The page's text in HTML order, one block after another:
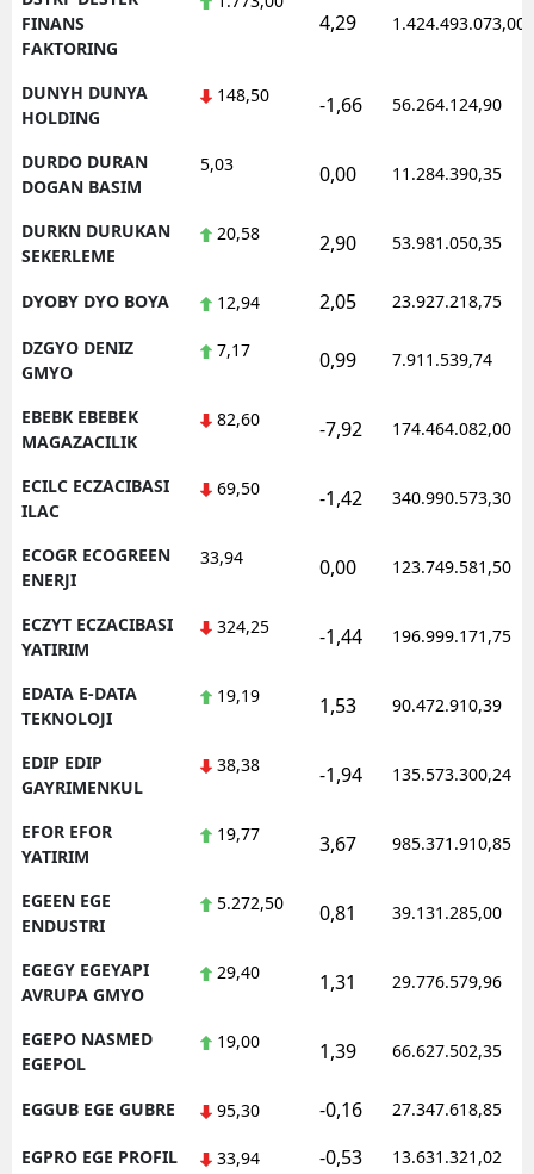
FINANS
FAKTORING
4,29 1.424.493.073,00
DUNYH DUNYA
HOLDING
148,50 -1,66 56.264.124,90
DURDO DURAN
DOGAN BASIM
5,03 0,00 11.284.390,35
DURKN DURUKAN
SEKERLEME
20,58 2,90 53.981.050,35
DYOBY DYO BOYA 12,94 2,05 23.927.218,75
DZGYO DENIZ
GMYO
7,17 0,99 7.911.539,74
EBEBK EBEBEK
MAGAZACILIK
82,60 -7,92 174.464.082,00
ECILC ECZACIBASI
ILAC
69,50 -1,42 340.990.573,30
ECOGR ECOGREEN
ENERJI
33,94 0,00 123.749.581,50
ECZYT ECZACIBASI
YATIRIM
324,25 -1,44 196.999.171,75
EDATA E-DATA
TEKNOLOJI
19,19 1,53 90.472.910,39
EDIP EDIP
GAYRIMENKUL
38,38 -1,94 135.573.300,24
EFOR EFOR
YATIRIM
19,77 3,67 985.371.910,85
EGEEN EGE
ENDUSTRI
5.272,50 0,81 39.131.285,00
EGEGY EGEYAPI
AVRUPA GMYO
29,40 1,31 29.776.579,96
EGEPO NASMED
EGEPOL
19,00 1,39 66.627.502,35
EGGUB EGE GUBRE 95,30 -0,16 27.347.618,85
EGPRO EGE PROFIL 33,94 -0,53 13.631.321,02